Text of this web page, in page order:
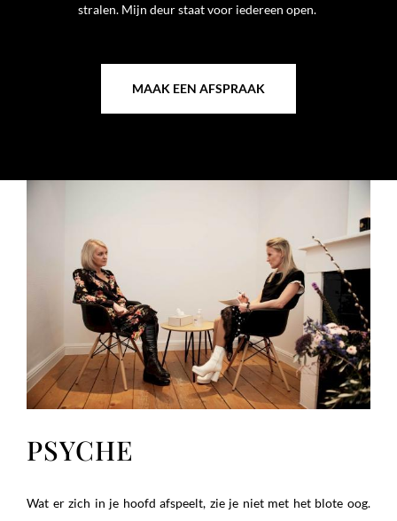
stralen. Mijn deur staat voor iedereen open.
MAAK EEN AFSPRAAK
PSYCHE
Wat er zich in je hoofd afspeelt, zie je niet met het blote oog.